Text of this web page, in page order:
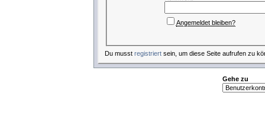
Angemeldet bleiben?
Du musst registriertsein, um diese Seite aufrufen zu
Gehe zu